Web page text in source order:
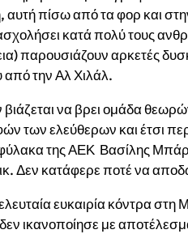
αυτή πίσω από τα φορ και
κατά πολύ τους
παρουσιάζουν αρκετές
από την Αλ Χιλάλ.
να βρει ομάδα
των ελεύθερων και έτσι
της ΑΕΚ Βασίλης
Δεν κατάφερε ποτέ να
ευκαιρία κόντρα στη
ικανοποίησε με